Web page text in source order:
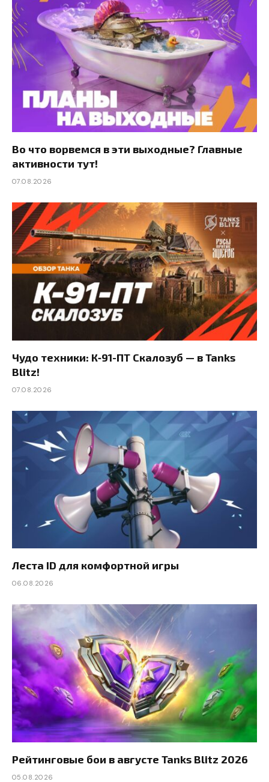
Во что ворвемся в эти выходные? Главные
активности тут!
07.08.2026
Чудо техники: К‑91-ПТ Скалозуб — в Tanks
Blitz!
07.08.2026
Леста ID для комфортной игры
06.08.2026
Рейтинговые бои в августе Tanks Blitz 2026
05.08.2026